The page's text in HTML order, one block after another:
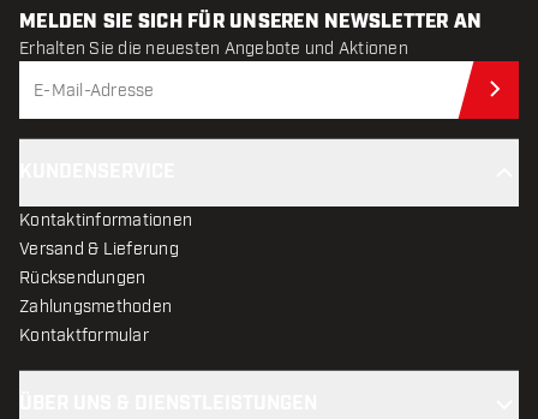
MELDEN SIE SICH FÜR UNSEREN NEWSLETTER AN
Erhalten Sie die neuesten Angebote und Aktionen
Kontaktinformationen
Versand & Lieferung
Rücksendungen
Zahlungsmethoden
Kontaktformular